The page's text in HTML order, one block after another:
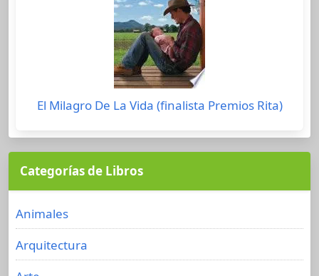
El Milagro De La Vida (finalista Premios Rita)
Categorías de Libros
Animales
Arquitectura